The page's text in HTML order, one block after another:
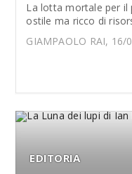
La lotta mortale per il
ostile ma ricco di
GIAMPAOLO RAI, 16/
EDITORIA